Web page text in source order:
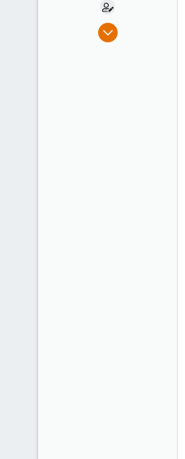
Nov 27, 2020